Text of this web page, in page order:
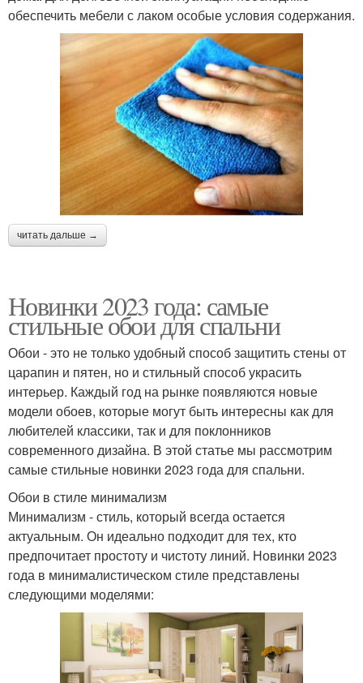
обеспечить мебели с лаком особые условия содержания.
читать дальше →
Новинки 2023 года: самые
стильные обои для спальни
Обои - это не только удобный способ защитить стены от
царапин и пятен, но и стильный способ украсить
интерьер. Каждый год на рынке появляются новые
модели обоев, которые могут быть интересны как для
любителей классики, так и для поклонников
современного дизайна. В этой статье мы рассмотрим
самые стильные новинки 2023 года для спальни.
Обои в стиле минимализм
Минимализм - стиль, который всегда остается
актуальным. Он идеально подходит для тех, кто
предпочитает простоту и чистоту линий. Новинки 2023
года в минималистическом стиле представлены
следующими моделями: